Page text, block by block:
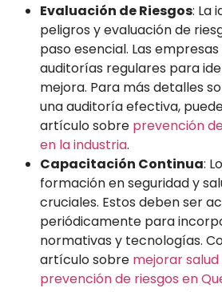
Evaluación de Riesgos: La
peligros y evaluación de
paso esencial. Las
auditorías regulares para
mejora. Para más detalles
una auditoría efectiva,
artículo sobre prevención
en la industria.
Capacitación Continua:
formación en seguridad y
cruciales. Estos deben ser
periódicamente para
normativas y tecnologías.
artículo sobre mejorar
prevención de riesgos en